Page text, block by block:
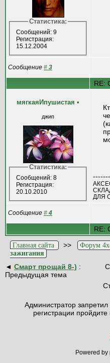
Статистика:
Сообщений: 9
Регистрация:
15.12.2004
Сообщение # 3
RE:
мягкаяИпушистая •
джип
Статистика:
Сообщений: 8
Регистрация:
20.10.2010
ДЛЯ
Сообщение # 4
RE:
Главная сайта >> Форум
зажигания
◄ Смарт прощай 8-) :
Предыдущая тема
Администратор
регистрации пройдите
Powered by